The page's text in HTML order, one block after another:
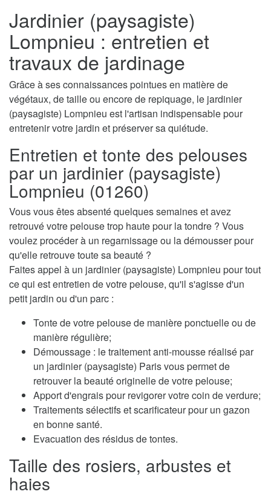
Jardinier (paysagiste)
Lompnieu : entretien et
travaux de jardinage
Grâce à ses connaissances pointues en matière de
végétaux, de taille ou encore de repiquage, le jardinier
(paysagiste) Lompnieu est l'artisan indispensable pour
entretenir votre jardin et préserver sa quiétude.
Entretien et tonte des pelouses
par un jardinier (paysagiste)
Lompnieu (01260)
Vous vous êtes absenté quelques semaines et avez
retrouvé votre pelouse trop haute pour la tondre ? Vous
voulez procéder à un regarnissage ou la démousser pour
qu'elle retrouve toute sa beauté ?
Faites appel à un jardinier (paysagiste) Lompnieu pour tout
ce qui est entretien de votre pelouse, qu'il s'agisse d'un
petit jardin ou d'un parc :
Tonte de votre pelouse de manière ponctuelle ou de
manière régulière;
Démoussage : le traitement anti-mousse réalisé par
un jardinier (paysagiste) Paris vous permet de
retrouver la beauté originelle de votre pelouse;
Apport d'engrais pour revigorer votre coin de verdure;
Traitements sélectifs et scarificateur pour un gazon
en bonne santé.
Evacuation des résidus de tontes.
Taille des rosiers, arbustes et
haies